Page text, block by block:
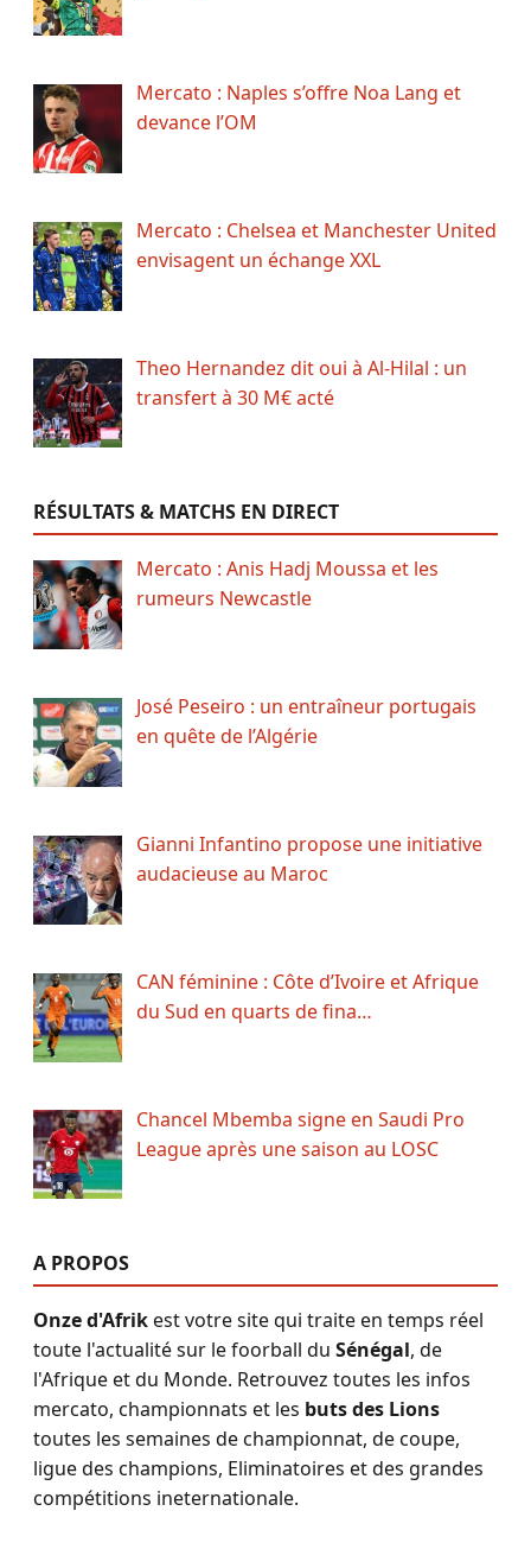
Mercato : Naples s’offre Noa Lang et
devance l’OM
Mercato : Chelsea et Manchester United
envisagent un échange XXL
Theo Hernandez dit oui à Al-Hilal : un
transfert à 30 M€ acté
RÉSULTATS & MATCHS EN DIRECT
Mercato : Anis Hadj Moussa et les
rumeurs Newcastle
José Peseiro : un entraîneur portugais
en quête de l’Algérie
Gianni Infantino propose une initiative
audacieuse au Maroc
CAN féminine : Côte d’Ivoire et Afrique
du Sud en quarts de fina…
Chancel Mbemba signe en Saudi Pro
League après une saison au LOSC
A PROPOS
Onze d'Afrikest votre site qui traite en temps réel
toute l'actualité sur le foorball du Sénégal, de
l'Afrique et du Monde. Retrouvez toutes les infos
mercato, championnats et les buts des Lions
toutes les semaines de championnat, de coupe,
ligue des champions, Eliminatoires et des grandes
compétitions ineternationale.